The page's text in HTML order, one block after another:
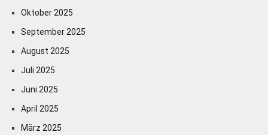
Oktober 2025
September 2025
August 2025
Juli 2025
Juni 2025
April 2025
März 2025